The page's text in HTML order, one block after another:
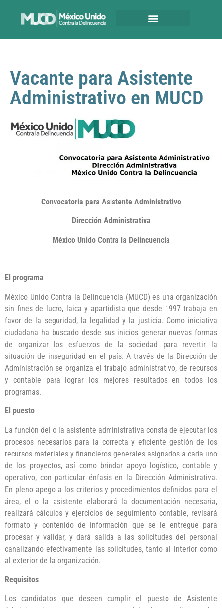
Vacante para Asistente
Administrativo en MUCD
Convocatoria para Asistente Administrativo
Dirección Administrativa
México Unido Contra la Delincuencia
El programa
México Unido Contra la Delincuencia (MUCD) es una organización
sin fines de lucro, laica y apartidista que desde 1997 trabaja en
favor de la seguridad, la legalidad y la justicia. Como iniciativa
ciudadana ha buscado desde sus inicios generar nuevas formas
de organizar los esfuerzos de la sociedad para revertir la
situación de inseguridad en el país. A través de la Dirección de
Administración se organiza el trabajo administrativo, de recursos
y contable para lograr los mejores resultados en todos los
programas.
El puesto
La función del o la asistente administrativa consta de ejecutar los
procesos necesarios para la correcta y eficiente gestión de los
recursos materiales y financieros generales asignados a cada uno
de los proyectos, así como brindar apoyo logístico, contable y
operativo, con particular énfasis en la Dirección Administrativa.
En pleno apego a los criterios y procedimientos definidos para el
área, el o la asistente elaborará la documentación necesaria,
realizará cálculos y ejercicios de seguimiento contable, revisará
formato y contenido de información que se le entregue para
procesar y validar, y dará salida a las solicitudes del personal
canalizando efectivamente las solicitudes, tanto al interior como
al exterior de la organización.
Requisitos
Los candidatos que deseen cumplir el puesto de Asistente